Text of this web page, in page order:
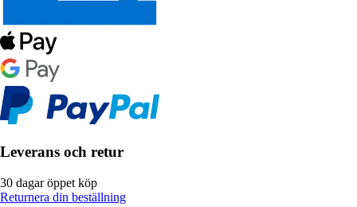
Leverans och retur
30 dagar öppet köp
Returnera din beställning